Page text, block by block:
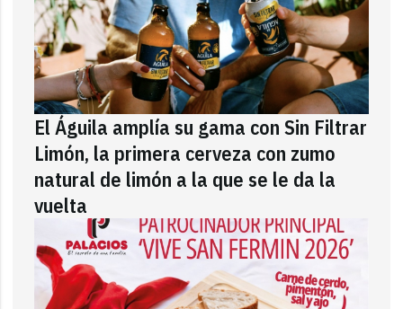
El Águila amplía su gama con Sin Filtrar
Limón, la primera cerveza con zumo
natural de limón a la que se le da la
vuelta